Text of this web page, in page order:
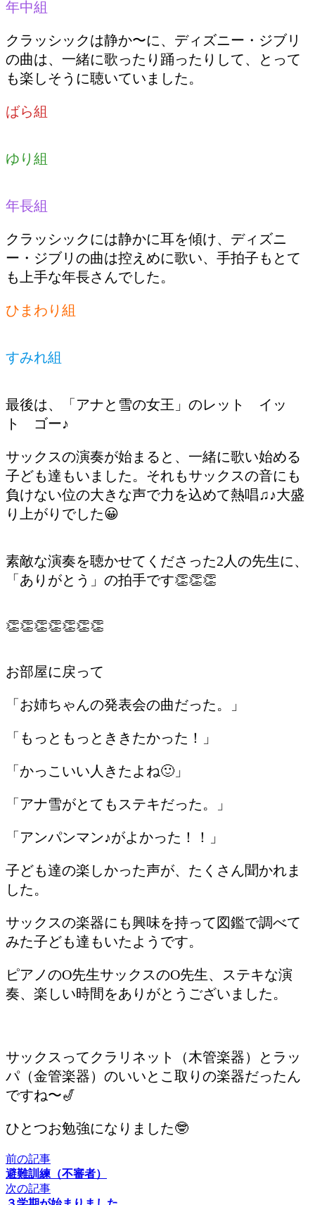
年中組
クラッシックは静か〜に、ディズニー・ジブリ
の曲は、一緒に歌ったり踊ったりして、とって
も楽しそうに聴いていました。
ばら組
ゆり組
年長組
クラッシックには静かに耳を傾け、ディズニ
ー・ジブリの曲は控えめに歌い、手拍子もとて
も上手な年長さんでした。
ひまわり組
すみれ組
最後は、「アナと雪の女王」のレット イッ
ト ゴー♪
サックスの演奏が始まると、一緒に歌い始める
子ども達もいました。それもサックスの音にも
負けない位の大きな声で力を込めて熱唱♫♪大盛
り上がりでした😀
素敵な演奏を聴かせてくださった2人の先生に、
「ありがとう」の拍手です👏👏👏
👏👏👏👏👏👏👏
お部屋に戻って
「お姉ちゃんの発表会の曲だった。」
「もっともっとききたかった！」
「かっこいい人きたよね🙂」
「アナ雪がとてもステキだった。」
「アンパンマン♪がよかった！！」
子ども達の楽しかった声が、たくさん聞かれま
した。
サックスの楽器にも興味を持って図鑑で調べて
みた子ども達もいたようです。
ピアノのO先生サックスのO先生、ステキな演
奏、楽しい時間をありがとうございました。
サックスってクラリネット（木管楽器）とラッ
パ（金管楽器）のいいとこ取りの楽器だったん
ですね〜🎷
ひとつお勉強になりました🤓
前の記事
避難訓練（不審者）
次の記事